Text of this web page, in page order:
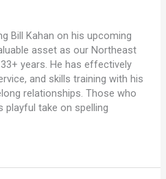
Bill Kahan on his upcoming
asset as our Northeast
years. He has effectively
and skills training with his
relationships. Those who
playful take on spelling